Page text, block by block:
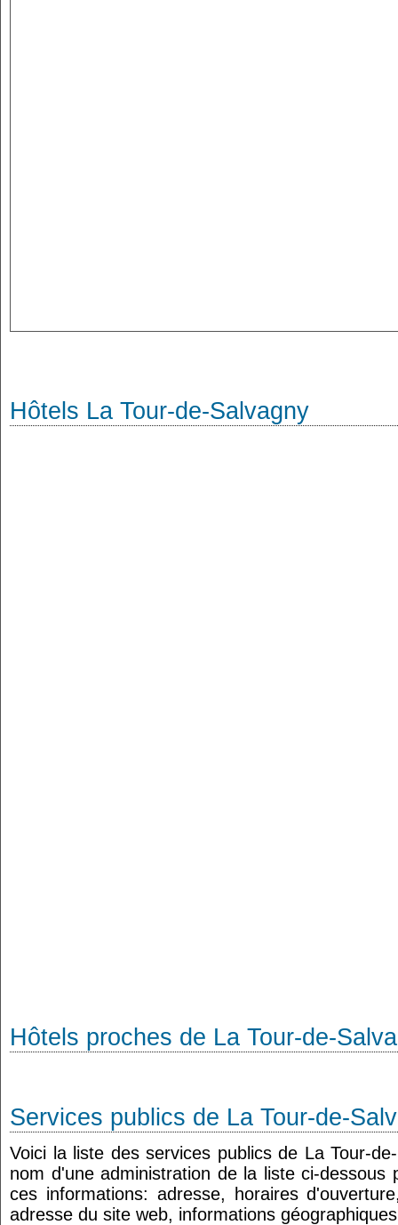
Hôtels La Tour-de-Salvagny
Hôtels proches de La Tour-de-
Services publics de La Tour-de-
Voici la liste des services publics de La Tour-
nom d'une administration de la liste ci-dessous
ces informations: adresse, horaires
adresse du site web, informations